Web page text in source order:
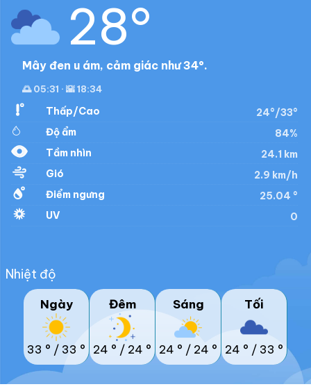
28°
Mây đen u ám, cảm giác như 34°.
🌅 05:31 · 🌇 18:34
Thấp/Cao
24°/33°
Độ ẩm
84%
Tầm nhìn
24.1 km
Gió
2.9 km/h
Điểm ngưng
25.04 °
UV
0
Nhiệt độ
Ngày
33 ° / 33 °
Đêm
24 ° / 24 °
Sáng
24 ° / 24 °
Tối
24 ° / 33 °